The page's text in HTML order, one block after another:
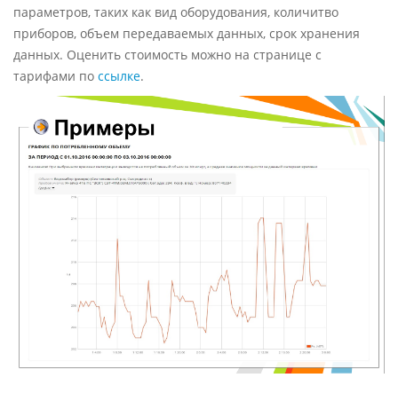
параметров, таких как вид оборудования, количитво
приборов, объем передаваемых данных, срок хранения
данных. Оценить стоимость можно на странице с
тарифами по ссылке.